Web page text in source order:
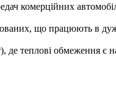
комерційних
що працюють в
де теплові обмеження є